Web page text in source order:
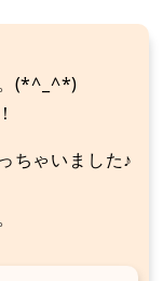
(*^_^*)
ちゃいました♪